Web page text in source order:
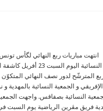
انتهت مباريات ربع النهائي لگأس
النسائية اليوم السبت 23
المترشّح لدور نصف النهائي
الإفريقي و الجمعية النسائية بالمهدية و
النسائية بصفاقس. واجهت
فريق مڨرين الرياضية يوم السبت